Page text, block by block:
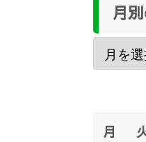
月
月